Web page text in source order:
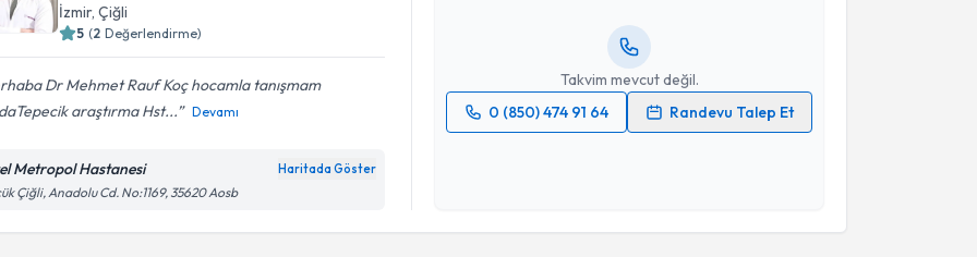
İzmir, Çiğli
5 (2 Değerlendirme)
Dr Mehmet Rauf Koç hocamla tanışmam
araştırma Hst...
Devamı
Metropol Hastanesi Haritada Göster
Çiğli, Anadolu Cd. No:1169, 35620 Aosb
Takvim mevcut değil.
0 (850) 474 91 64
Randevu Talep Et
Randevu Takvimi Talebi